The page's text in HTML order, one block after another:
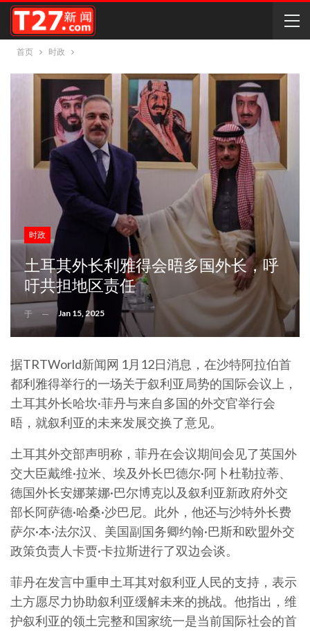
首页 时政
时政
土耳其外长利雅得会晤多国外长，呼
吁共担地区责任
于 Jan 15, 2025
据TRTWorld新闻网 1月12日消息，在沙特阿拉伯首
都利雅得举行的一场关于叙利亚局势的国际会议上，
土耳其外长哈坎·菲丹与来自多国的外交官举行会
晤，就叙利亚的未来发展交换了意见。
土耳其外交部声明称，菲丹在会议期间会见了英国外
交大臣戴维·拉米、埃及外长巴德尔·阿卜杜勒拉蒂、
德国外长安娜莱娜·巴尔博克以及叙利亚新政府外交
部长阿萨德·哈桑·沙巴尼。此外，他还与沙特外长费
萨尔·本·法尔汉、美国副国务卿约翰·巴斯和欧盟外交
政策负责人卡贾·卡拉斯进行了双边会谈。
菲丹在发言中重申土耳其对叙利亚人民的支持，表示
土方愿尽力协助叙利亚缓解未来的挑战。他指出，维
护叙利亚的领土完整和国家统一是当前国际社会的首